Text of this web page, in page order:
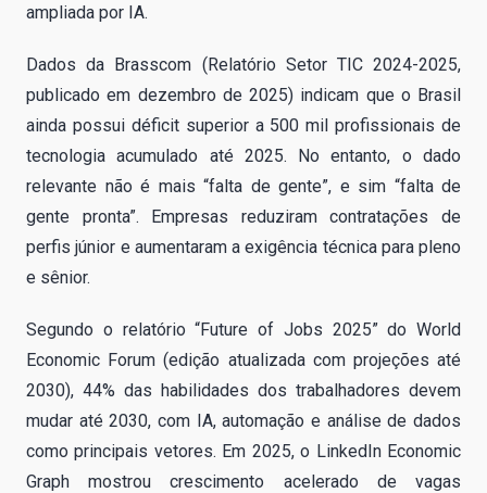
ampliada por IA.
Dados da Brasscom (Relatório Setor TIC 2024-2025,
publicado em dezembro de 2025) indicam que o Brasil
ainda possui déficit superior a 500 mil profissionais de
tecnologia acumulado até 2025. No entanto, o dado
relevante não é mais “falta de gente”, e sim “falta de
gente pronta”. Empresas reduziram contratações de
perfis júnior e aumentaram a exigência técnica para pleno
e sênior.
Segundo o relatório “Future of Jobs 2025” do World
Economic Forum (edição atualizada com projeções até
2030), 44% das habilidades dos trabalhadores devem
mudar até 2030, com IA, automação e análise de dados
como principais vetores. Em 2025, o LinkedIn Economic
Graph mostrou crescimento acelerado de vagas